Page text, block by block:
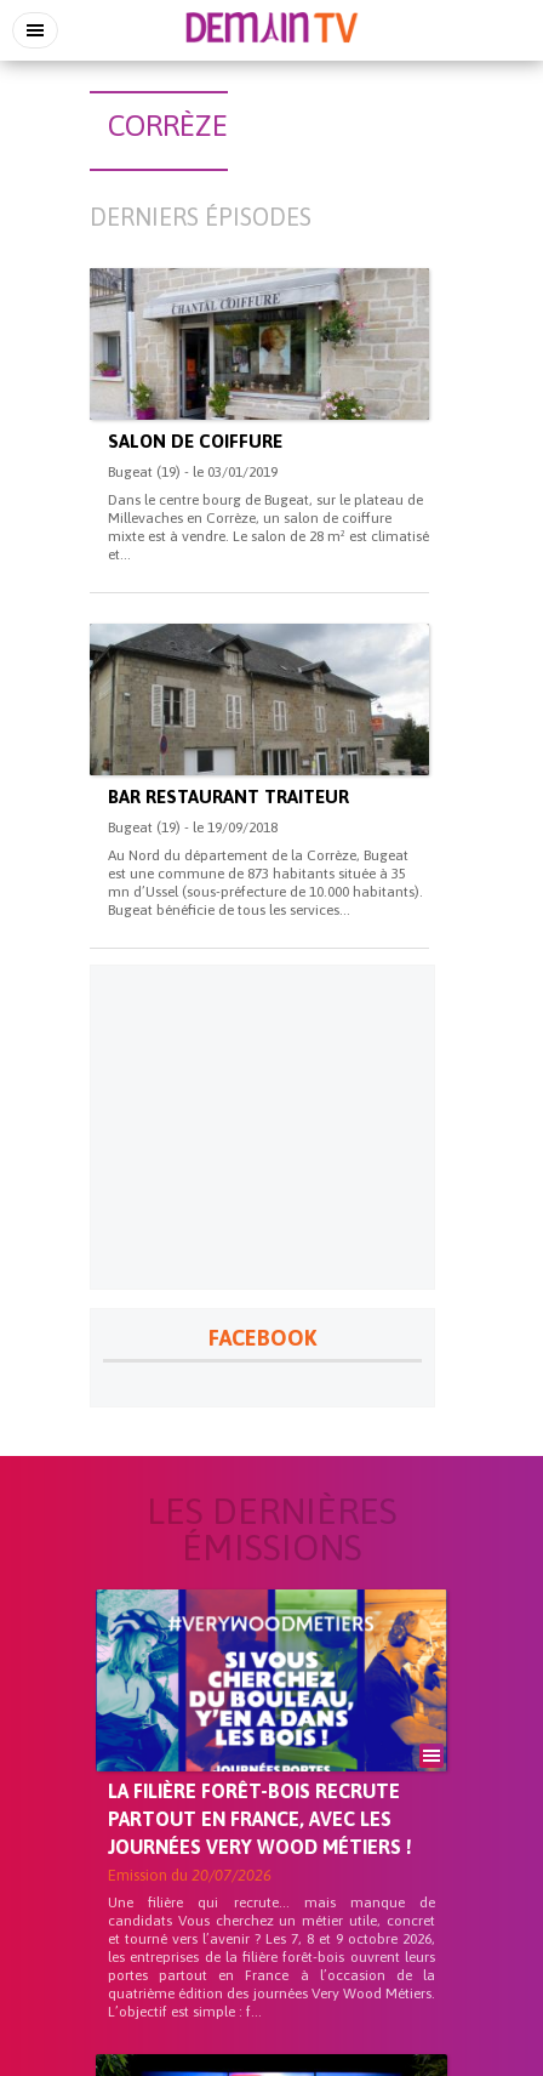
CORRÈZE
DERNIERS ÉPISODES
SALON DE COIFFURE
Bugeat (19) - le 03/01/2019
Dans le centre bourg de Bugeat, sur le plateau de
Millevaches en Corrèze, un salon de coiffure
mixte est à vendre. Le salon de 28 m² est climatisé
et...
BAR RESTAURANT TRAITEUR
Bugeat (19) - le 19/09/2018
Au Nord du département de la Corrèze, Bugeat
est une commune de 873 habitants située à 35
mn d’Ussel (sous-préfecture de 10.000 habitants).
Bugeat bénéficie de tous les services...
FACEBOOK
LES DERNIÈRES
ÉMISSIONS
LA FILIÈRE FORÊT-BOIS RECRUTE
PARTOUT EN FRANCE, AVEC LES
JOURNÉES VERY WOOD MÉTIERS !
Emission du 20/07/2026
Une filière qui recrute… mais manque de
candidats Vous cherchez un métier utile, concret
et tourné vers l’avenir ? Les 7, 8 et 9 octobre 2026,
les entreprises de la filière forêt-bois ouvrent leurs
portes partout en France à l’occasion de la
quatrième édition des journées Very Wood Métiers.
L’objectif est simple : f...